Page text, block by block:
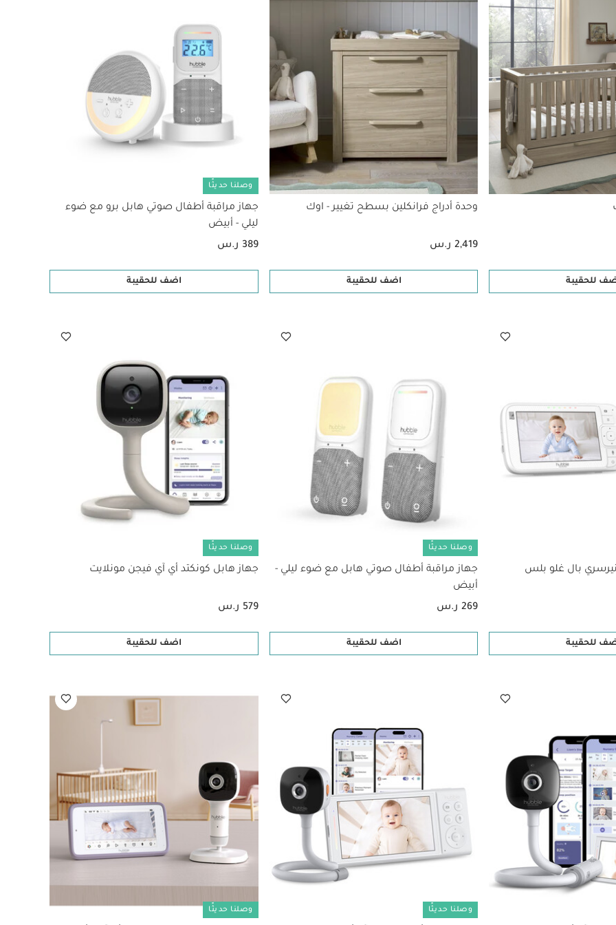
للحقيبة
وحدة أدراج فرانكلين بسطح تغيير - اوك
2,419 ر.س
اضف للحقيبة
وصلنا حديثًا
جهاز مراقبة أطفال صوتي هابل برو مع ضوء
ليلي - أبيض
389 ر.س
اضف للحقيبة
بال غلو بلس
للحقيبة
وصلنا حديثًا
جهاز مراقبة أطفال صوتي هابل مع ضوء ليلي -
أبيض
269 ر.س
اضف للحقيبة
وصلنا حديثًا
جهاز هابل كونكتد أي آي فيجن مونلايت
579 ر.س
اضف للحقيبة
وصلنا حديثًا وصلنا حديثًا